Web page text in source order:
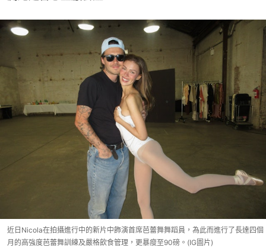
近日Nicola在拍攝進行中的新片中飾演首席芭蕾舞舞蹈員，為此而進行了長達四個
月的高強度芭蕾舞訓練及嚴格飲食管理，更暴瘦至90磅。(IG圖片)